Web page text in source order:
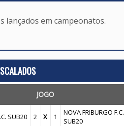
lançados em campeonatos.
JOGO
SUB20 2 X 1
NOVA FRIBURGO F.C.
SUB20